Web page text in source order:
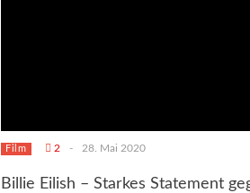
Film 2 - 28. Mai 2020
Billie Eilish – Starkes Statement